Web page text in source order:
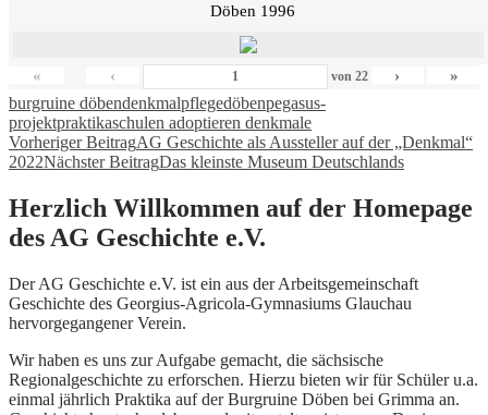
Döben 1996
« ‹ von 22 › »
burgruine döbendenkmalpflegedöbenpegasus-
projektpraktikaschulen adoptieren denkmale
Beitragsnavigation
Vorheriger BeitragAG Geschichte als Aussteller auf der „Denkmal“
2022Nächster BeitragDas kleinste Museum Deutschlands
Herzlich Willkommen auf der Homepage
des AG Geschichte e.V.
Der AG Geschichte e.V. ist ein aus der Arbeitsgemeinschaft
Geschichte des Georgius-Agricola-Gymnasiums Glauchau
hervorgegangener Verein.
Wir haben es uns zur Aufgabe gemacht, die sächsische
Regionalgeschichte zu erforschen. Hierzu bieten wir für Schüler u.a.
einmal jährlich Praktika auf der Burgruine Döben bei Grimma an.